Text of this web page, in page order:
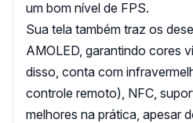
um bom nível de FPS.
Sua tela também traz os
AMOLED, garantindo cores
disso, conta com
controle remoto), NFC,
melhores na prática, apesar